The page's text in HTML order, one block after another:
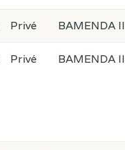
Privé BAMENDA II
Privé BAMENDA II